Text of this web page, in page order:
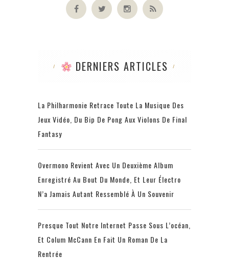
DERNIERS ARTICLES
La Philharmonie Retrace Toute La Musique Des
Jeux Vidéo, Du Bip De Pong Aux Violons De Final
Fantasy
Overmono Revient Avec Un Deuxième Album
Enregistré Au Bout Du Monde, Et Leur Électro
N’a Jamais Autant Ressemblé À Un Souvenir
Presque Tout Notre Internet Passe Sous L’océan,
Et Colum McCann En Fait Un Roman De La
Rentrée